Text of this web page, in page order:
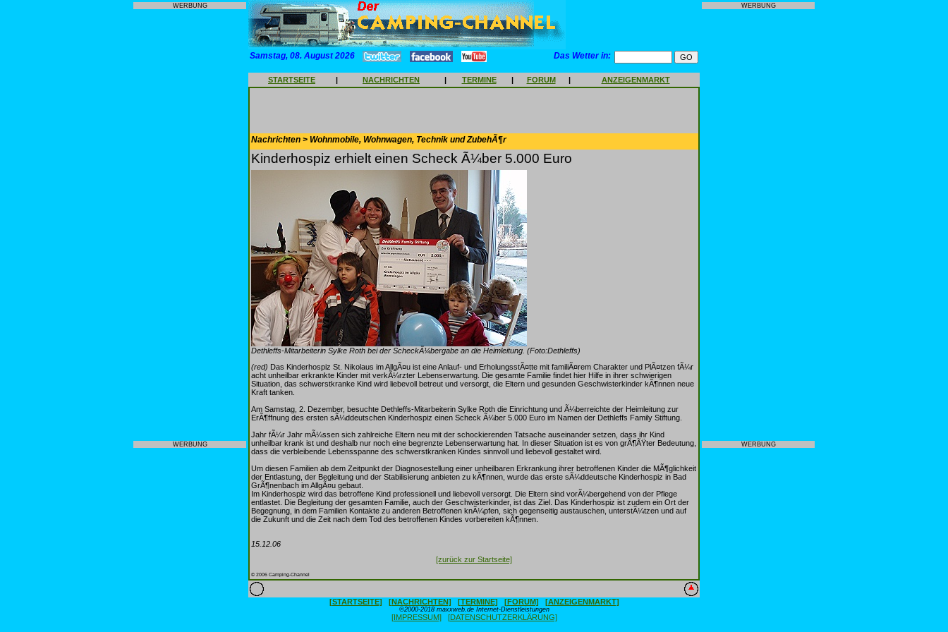
WERBUNG
WERBUNG
Samstag, 08. August 2026 Das Wetter in:
STARTSEITE | NACHRICHTEN | TERMINE | FORUM | ANZEIGENMARKT
Nachrichten > Wohnmobile, Wohnwagen, Technik und ZubehÃ¶r
Kinderhospiz erhielt einen Scheck Ã¼ber 5.000 Euro
Dethleffs-Mitarbeiterin Sylke Roth bei der ScheckÃ¼bergabe an die Heimleitung. (Foto:Dethleffs)
(red) Das Kinderhospiz St. Nikolaus im AllgÃ¤u ist eine Anlauf- und ErholungsstÃ¤tte mit familiÃ¤rem Charakter und PlÃ¤tzen fÃ¼r
acht unheilbar erkrankte Kinder mit verkÃ¼rzter Lebenserwartung. Die gesamte Familie findet hier Hilfe in ihrer schwierigen
Situation, das schwerstkranke Kind wird liebevoll betreut und versorgt, die Eltern und gesunden Geschwisterkinder kÃ¶nnen neue
Kraft tanken.
Am Samstag, 2. Dezember, besuchte Dethleffs-Mitarbeiterin Sylke Roth die Einrichtung und Ã¼berreichte der Heimleitung zur
ErÃ¶ffnung des ersten sÃ¼ddeutschen Kinderhospiz einen Scheck Ã¼ber 5.000 Euro im Namen der Dethleffs Family Stiftung.
Jahr fÃ¼r Jahr mÃ¼ssen sich zahlreiche Eltern neu mit der schockierenden Tatsache auseinander setzen, dass ihr Kind
unheilbar krank ist und deshalb nur noch eine begrenzte Lebenserwartung hat. In dieser Situation ist es von grÃ¶ÃŸter Bedeutung,
dass die verbleibende Lebensspanne des schwerstkranken Kindes sinnvoll und liebevoll gestaltet wird.
Um diesen Familien ab dem Zeitpunkt der Diagnosestellung einer unheilbaren Erkrankung ihrer betroffenen Kinder die MÃ¶glichkeit
der Entlastung, der Begleitung und der Stabilisierung anbieten zu kÃ¶nnen, wurde das erste sÃ¼ddeutsche Kinderhospiz in Bad
GrÃ¶nenbach im AllgÃ¤u gebaut.
Im Kinderhospiz wird das betroffene Kind professionell und liebevoll versorgt. Die Eltern sind vorÃ¼bergehend von der Pflege
entlastet. Die Begleitung der gesamten Familie, auch der Geschwisterkinder, ist das Ziel. Das Kinderhospiz ist zudem ein Ort der
Begegnung, in dem Familien Kontakte zu anderen Betroffenen knÃ¼pfen, sich gegenseitig austauschen, unterstÃ¼tzen und auf
die Zukunft und die Zeit nach dem Tod des betroffenen Kindes vorbereiten kÃ¶nnen.
15.12.06
[zurück zur Startseite]
© 2006 Camping-Channel
[STARTSEITE] [NACHRICHTEN] [TERMINE] [FORUM] [ANZEIGENMARKT]
©2000-2018 maxxweb.de Internet-Dienstleistungen
[IMPRESSUM] [DATENSCHUTZERKLÄRUNG]
WERBUNG
WERBUNG